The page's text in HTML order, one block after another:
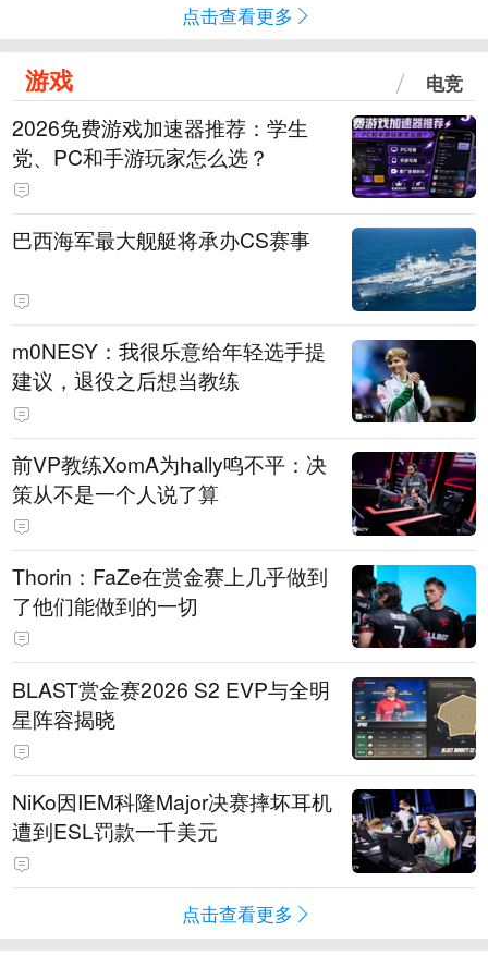
点击查看更多
游戏 电竞
2026免费游戏加速器推荐：学生
党、PC和手游玩家怎么选？
巴西海军最大舰艇将承办CS赛事
m0NESY：我很乐意给年轻选手提
建议，退役之后想当教练
前VP教练XomA为hally鸣不平：决
策从不是一个人说了算
Thorin：FaZe在赏金赛上几乎做到
了他们能做到的一切
BLAST赏金赛2026 S2 EVP与全明
星阵容揭晓
NiKo因IEM科隆Major决赛摔坏耳机
遭到ESL罚款一千美元
点击查看更多